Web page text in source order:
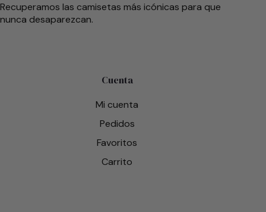
Recuperamos las camisetas más icónicas para que
nunca desaparezcan.
Cuenta
Mi cuenta
Pedidos
Favoritos
Carrito